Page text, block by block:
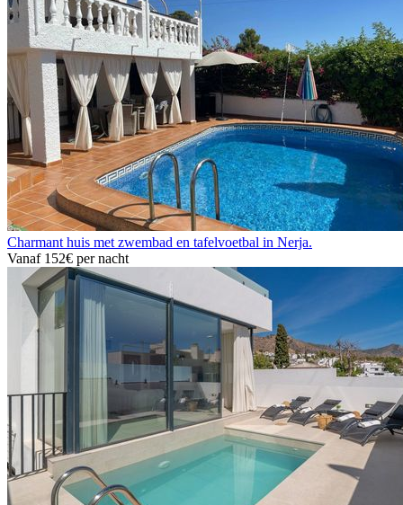
Charmant huis met zwembad en tafelvoetbal in Nerja.
Vanaf 152€ per nacht